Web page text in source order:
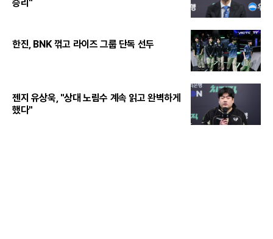
승리"
한진, BNK 꺾고 라이즈 그룹 단독 선두
젠지 유상욱, "상대 노림수 계속 읽고 완벽하게
했다"